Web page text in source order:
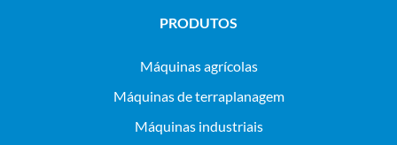
PRODUTOS
máquinas agrícolas
máquinas de terraplanagem
máquinas industriais